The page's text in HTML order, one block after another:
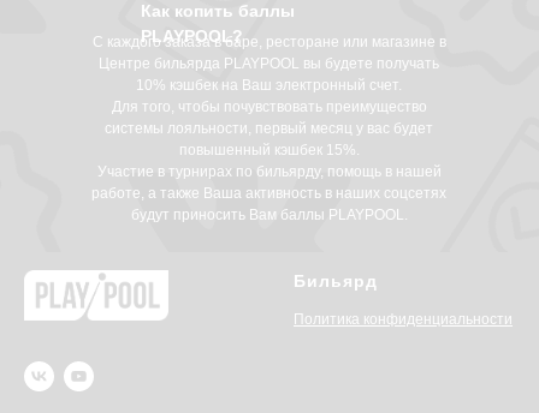
Как копить баллы
PLAYPOOL?
С каждого заказа в баре, ресторане или магазине в
Центре бильярда PLAYPOOL вы будете получать
10% кэшбек на Ваш электронный счет.
Для того, чтобы почувствовать преимущество
системы лояльности, первый месяц у вас будет
повышенный кэшбек 15%.
Участие в турнирах по бильярду, помощь в нашей
работе, а также Ваша активность в наших соцсетях
будут приносить Вам баллы PLAYPOOL.
Бильярд
Политика конфиденциальности